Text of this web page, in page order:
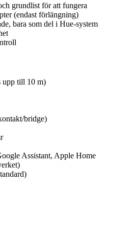
grundlist för att fungera
(endast förlängning)
bara som del i Hue-system
upp till 10 m)
bridge)
Assistant, Apple Home